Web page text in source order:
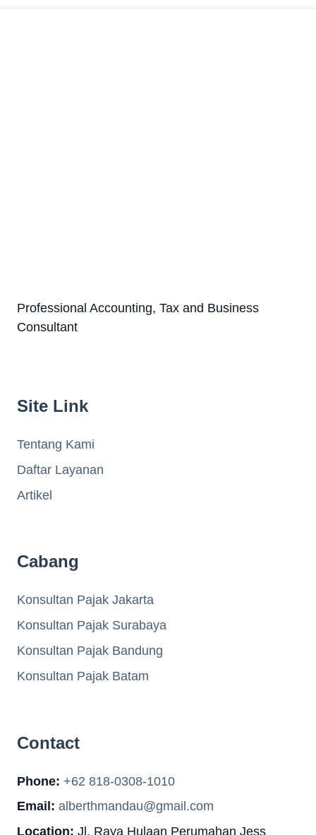
Professional Accounting, Tax and Business
Consultant
Site Link
Tentang Kami
Daftar Layanan
Artikel
Cabang
Konsultan Pajak Jakarta
Konsultan Pajak Surabaya
Konsultan Pajak Bandung
Konsultan Pajak Batam
Contact
Phone: +62 818-0308-1010
Email: alberthmandau@gmail.com
Location: Jl. Raya Hulaan Perumahan Jess